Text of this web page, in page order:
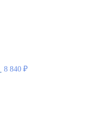
8 840 ₽